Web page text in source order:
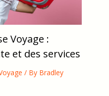
Voyage :
et des services
/ By Bradley